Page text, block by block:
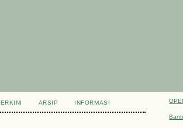
ARSIP INFORMASI